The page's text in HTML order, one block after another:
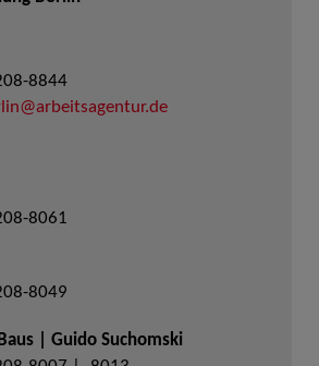
8844
8061
8049
| Guido Suchomski